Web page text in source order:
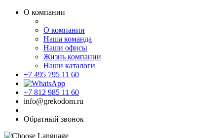
О компании
О компании
Наша команда
Наши офисы
Жизнь компании
Наши каталоги
+7 495 795 11 60
+7 812 985 11 60
info@grekodom.ru
Обратный звонок